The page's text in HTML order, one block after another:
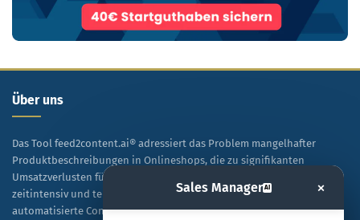
Über uns
Das Tool feed2content.ai® adressiert das Problem mangelhafter
Produktbeschreibungen in Onlineshops, die zu signifikanten
Umsatzverlusten führen. Während manuelle Texterstellung
zeitintensiv und teuer ist, ermöglicht diese Lösung eine
automatisierte Content-Generierung auf Basis vorhandener
Sales Manager AI ×